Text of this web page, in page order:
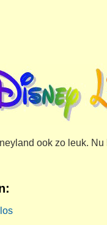
ook zo leuk.